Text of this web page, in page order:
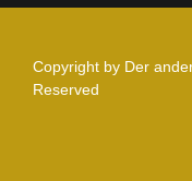
Copyright by Der
Reserved